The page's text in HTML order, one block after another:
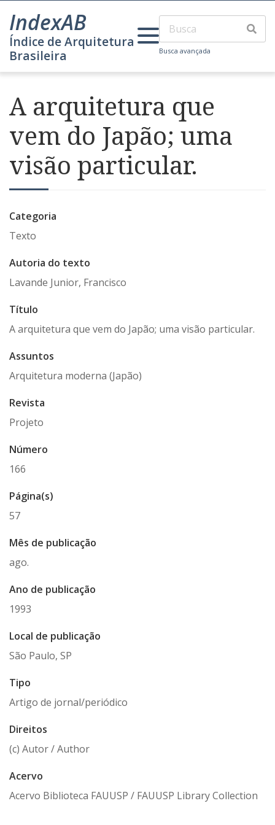
IndexAB
Índice de Arquitetura
Brasileira
Busca avançada
A arquitetura que
vem do Japão; uma
visão particular.
Categoria
Texto
Autoria do texto
Lavande Junior, Francisco
Título
A arquitetura que vem do Japão; uma visão particular.
Assuntos
Arquitetura moderna (Japão)
Revista
Projeto
Número
166
Página(s)
57
Mês de publicação
ago.
Ano de publicação
1993
Local de publicação
São Paulo, SP
Tipo
Artigo de jornal/periódico
Direitos
(c) Autor / Author
Acervo
Acervo Biblioteca FAUUSP / FAUUSP Library Collection